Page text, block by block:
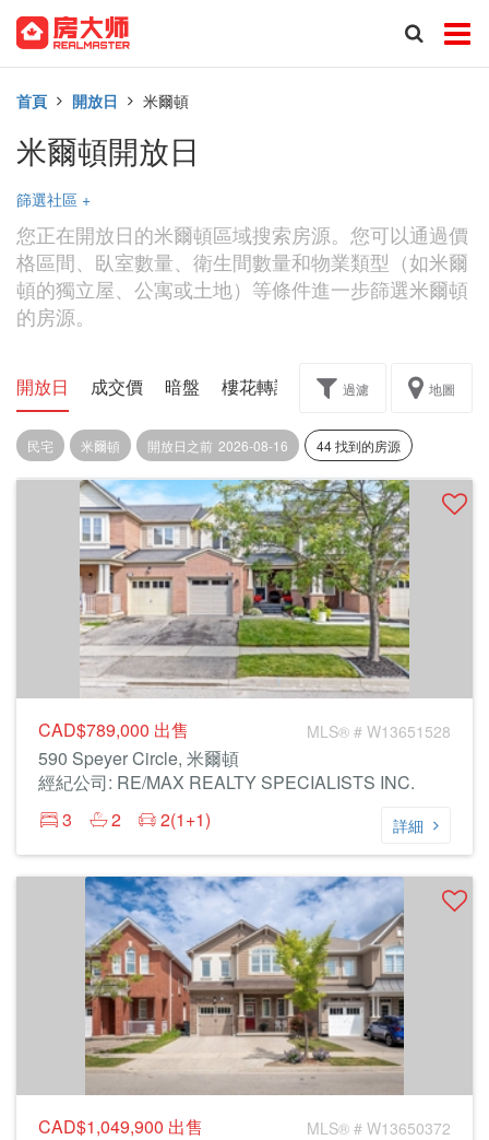
首頁 開放日 米爾頓
米爾頓開放日
篩選社區 +
您正在開放日的米爾頓區域搜索房源。您可以通過價
格區間、臥室數量、衛生間數量和物業類型（如米爾
頓的獨立屋、公寓或土地）等條件進一步篩選米爾頓
的房源。
開放日 成交價 暗盤 樓花轉讓 過濾 地圖
民宅 米爾頓 開放日之前 2026-08-16 44 找到的房源
CAD$789,000 出售 MLS® # W13651528
590 Speyer Circle, 米爾頓
經紀公司: RE/MAX REALTY SPECIALISTS INC.
3
2 2(1+1) 詳細
CAD$1,049,900 出售 MLS® # W13650372